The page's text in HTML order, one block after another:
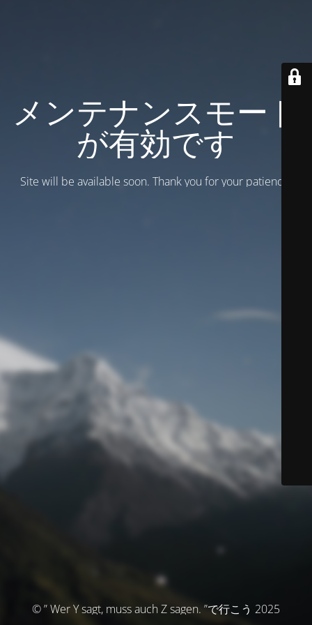
メンテナンスモード
が有効です
Site will be available soon. Thank you for your patience!
© ” Wer Y sagt, muss auch Z sagen. ”で行こう 2025